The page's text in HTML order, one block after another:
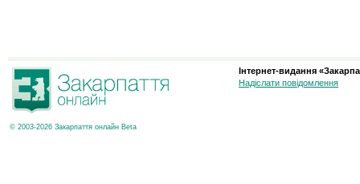
© 2003-2026 Закарпаття онлайн Beta
Інтернет-видання
Надіслати повідомлення